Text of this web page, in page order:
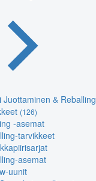
Juottaminen & Reballing
(126)
-asemat
tarvikkeet
asemat
uunit